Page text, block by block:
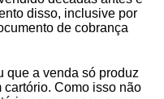
disso, inclusive por
de cobrança
que a venda só produz
Como isso não